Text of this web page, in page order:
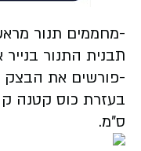
תבנית התנור בנייר
-פורשים את הבצק
ס"מ.